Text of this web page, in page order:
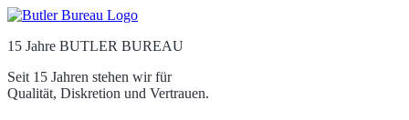
15 Jahre BUTLER BUREAU
Seit 15 Jahren stehen wir für
Qualität, Diskretion und Vertrauen.